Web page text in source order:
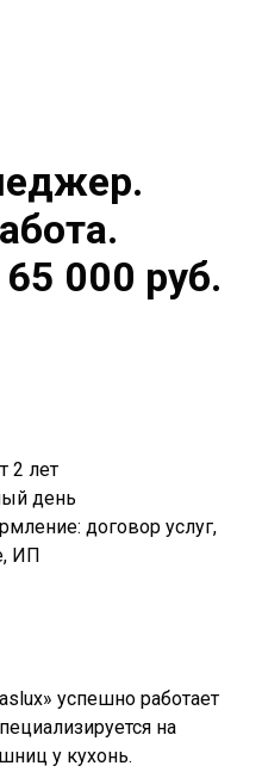
000 руб.
2 лет
день
договор услуг,
ИП
успешно работает
на
у кухонь.